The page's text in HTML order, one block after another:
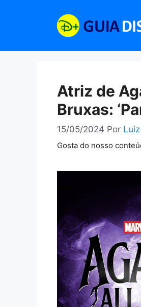
Atriz de
Bruxas:
15/05/2024 Por
Gosta do nosso